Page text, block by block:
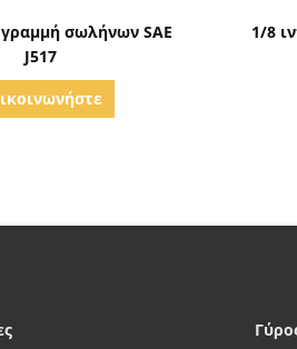
σωλήνων SAE
J517
1/8